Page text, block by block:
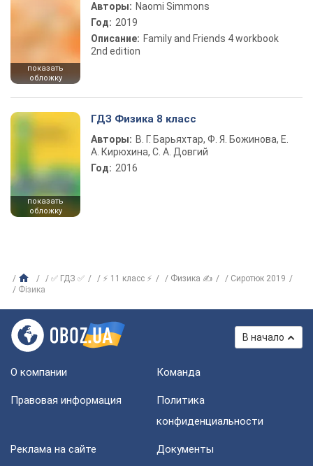
показать
обложку
Авторы: Naomi Simmons
Год: 2019
Описание: Family and Friends 4 workbook
2nd edition
показать
обложку
ГДЗ Физика 8 класс
Авторы: В. Г. Барьяхтар, Ф. Я. Божинова, Е.
А. Кирюхина, С. А. Довгий
Год: 2016
✅ ГДЗ ✅ ⚡ 11 класс ⚡ Физика ✍
Сиротюк 2019
Фізика
В начало
О компании Команда
Правовая информация
Политика
конфиденциальности
Реклама на сайте Документы